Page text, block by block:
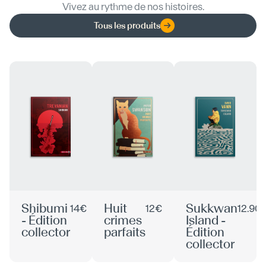
Vivez au rythme de nos histoires.
Tous les produits
Shibumi
- Édition
collector
14€
Huit
crimes
parfaits
12€
Sukkwan
Island -
Édition
collector